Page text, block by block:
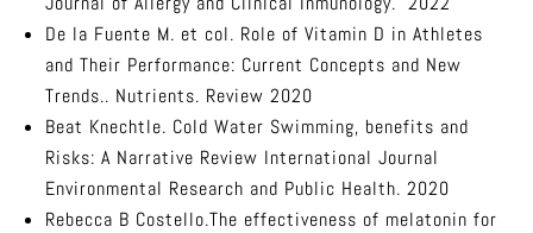
De la Fuente M. et col. Role of Vitamin D in Athletes
and Their Performance: Current Concepts and New
Trends.. Nutrients. Review 2020
Beat Knechtle. Cold Water Swimming, benefits and
Risks: A Narrative Review International Journal
Environmental Research and Public Health. 2020
Rebecca B Costello.The effectiveness of melatonin for